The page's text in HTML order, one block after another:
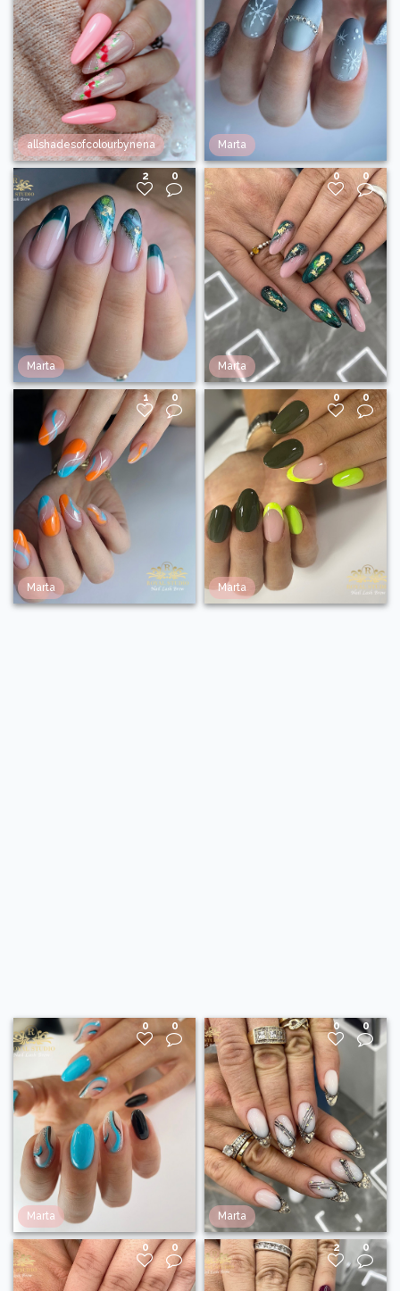
allshadesofcolourbynena Marta
2 0
Marta
0 0
Marta
1 0
Marta
0 0
Marta
0 0
Marta
0 0
Marta
0 0 2 0